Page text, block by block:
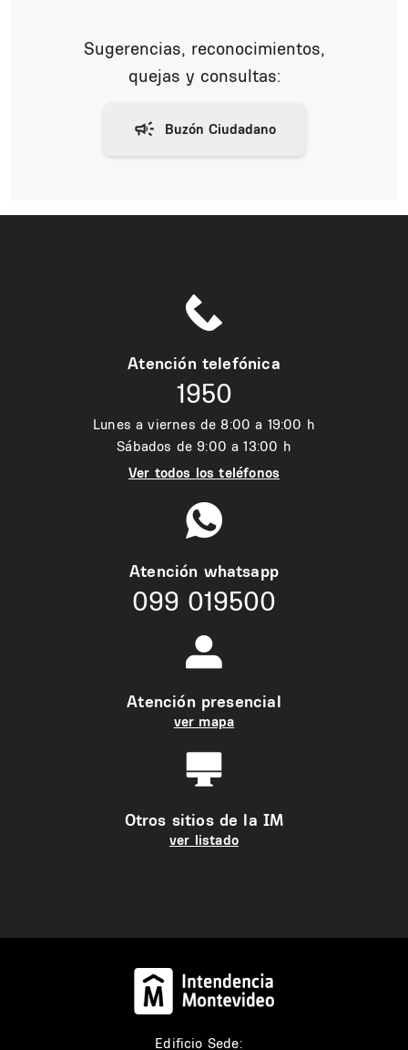
Sugerencias, reconocimientos,
quejas y consultas:
Atención telefónica
1950
Lunes a viernes de 8:00 a 19:00 h
Sábados de 9:00 a 13:00 h
Ver todos los teléfonos
Atención whatsapp
099 019500
Atención presencial
ver mapa
Otros sitios de la IM
ver listado
Edificio Sede: